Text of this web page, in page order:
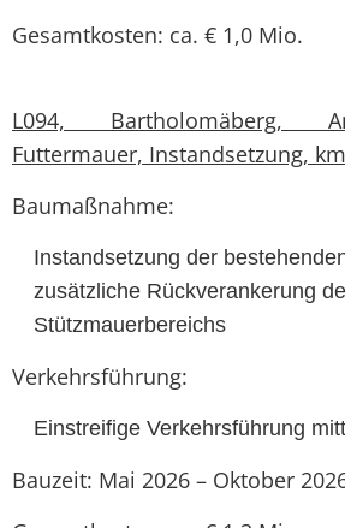
Gesamtkosten: ca. € 1,0 Mio.
L094, Bartholomäberg,
Futtermauer, Instandsetzung,
Baumaßnahme:
Instandsetzung der
zusätzliche Rückverankerung
Stützmauerbereichs
Verkehrsführung:
Einstreifige Verkehrsführung
Bauzeit: Mai 2026 – Oktober